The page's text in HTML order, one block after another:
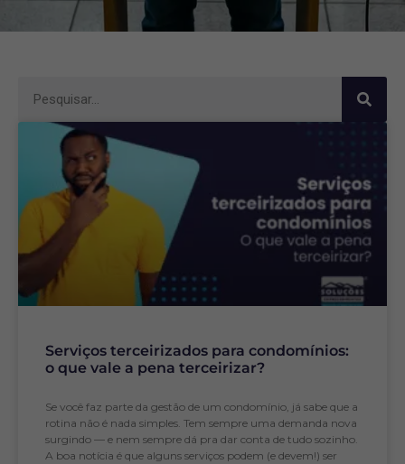
Serviços terceirizados para condomínios:
o que vale a pena terceirizar?
Se você faz parte da gestão de um condomínio, já sabe que a
rotina não é nada simples. Tem sempre uma demanda nova
surgindo — e nem sempre dá pra dar conta de tudo sozinho.
A boa notícia é que alguns serviços podem (e devem!) ser